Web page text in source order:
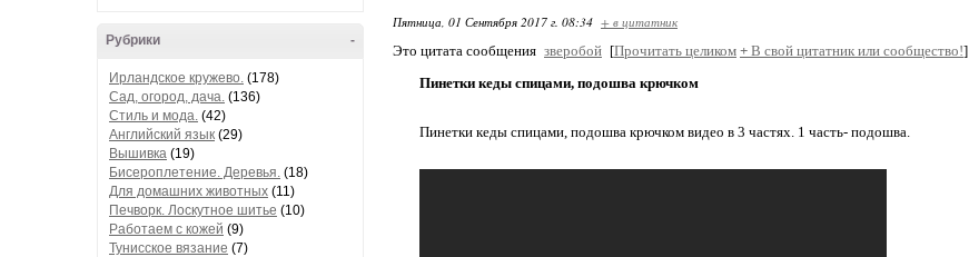
-
Рубрики
Ирландское кружево. (178)
Сад, огород, дача. (136)
Стиль и мода. (42)
Английский язык (29)
Вышивка (19)
Бисероплетение. Деревья. (18)
Для домашних животных (11)
Печворк. Лоскутное шитье (10)
Работаем с кожей (9)
Тунисское вязание (7)
Пятница, 01 Сентября 2017 г. 08:34 + в цитатник
Это цитата сообщения зверобой [Прочитать целиком + В свой цитатник или сообщество!]
Пинетки кеды спицами, подошва крючком
Пинетки кеды спицами, подошва крючком видео в 3 частях. 1 часть- подошва.